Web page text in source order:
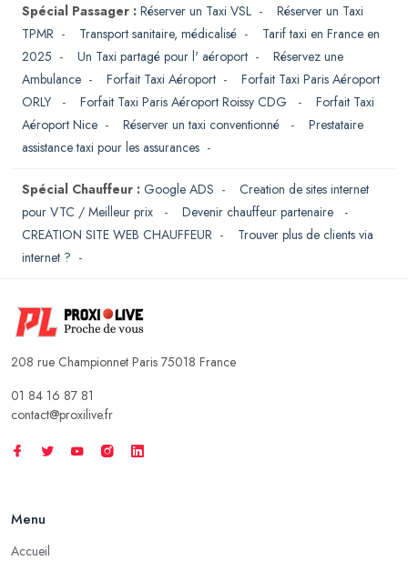
Spécial Passager : Réserver un Taxi VSL - Réserver un Taxi
TPMR - Transport sanitaire, médicalisé - Tarif taxi en France en
2025 - Un Taxi partagé pour l' aéroport - Réservez une
Ambulance - Forfait Taxi Aéroport - Forfait Taxi Paris Aéroport
ORLY
- Forfait Taxi Paris Aéroport Roissy CDG - Forfait Taxi
Aéroport Nice - Réserver un taxi conventionné - Prestataire
assistance taxi pour les assurances -
Spécial Chauffeur : Google ADS - Creation de sites internet
pour VTC / Meilleur prix
- Devenir chauffeur partenaire
-
CREATION SITE WEB CHAUFFEUR - Trouver plus de clients via
internet ? -
208 rue Championnet Paris 75018 France
01 84 16 87 81
contact@proxilive.fr
Menu
Accueil